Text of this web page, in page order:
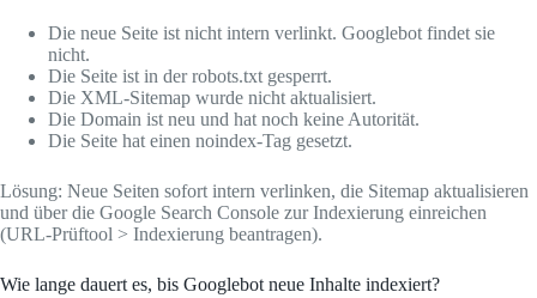
Die neue Seite ist nicht intern verlinkt. Googlebot findet sie
nicht.
Die Seite ist in der robots.txt gesperrt.
Die XML-Sitemap wurde nicht aktualisiert.
Die Domain ist neu und hat noch keine Autorität.
Die Seite hat einen noindex-Tag gesetzt.
Lösung: Neue Seiten sofort intern verlinken, die Sitemap aktualisieren
und über die Google Search Console zur Indexierung einreichen
(URL-Prüftool > Indexierung beantragen).
Wie lange dauert es, bis Googlebot neue Inhalte indexiert?